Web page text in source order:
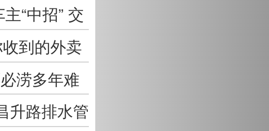
“中招” 交
方案
到的外卖
涝多年难
僵局
升路排水管